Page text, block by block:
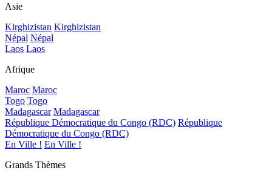
Asie
Kirghizistan Kirghizistan
Népal Népal
Laos Laos
Afrique
Maroc Maroc
Togo Togo
Madagascar Madagascar
République Démocratique du Congo (RDC) République
Démocratique du Congo (RDC)
En Ville ! En Ville !
Grands Thèmes